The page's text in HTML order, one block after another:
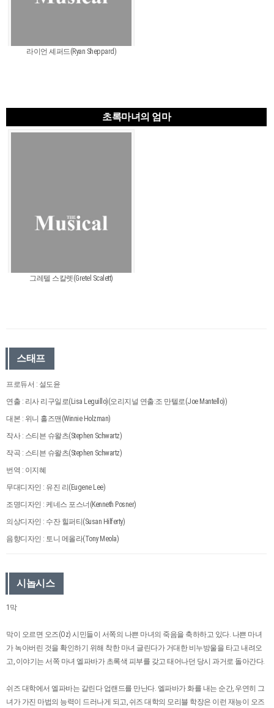
라이언 셰퍼드(Ryan Sheppard)
초록마녀의 엄마
그레텔 스칼렛(Gretel Scalett)
스태프
프로듀서 : 설도윤
연출 : 리사 리구일로(Lisa Leguillo)(오리지널 연출:조 만텔로(Joe Mantello))
대본 : 위니 홀즈맨(Winnie Holzman)
작사 : 스티븐 슈왈츠(Stephen Schwartz)
작곡 : 스티븐 슈왈츠(Stephen Schwartz)
번역 : 이지혜
무대디자인 : 유진 리(Eugene Lee)
조명디자인 : 케네스 포스너(Kenneth Posner)
의상디자인 : 수잔 힐퍼티(Susan Hilferty)
음향디자인 : 토니 메올라(Tony Meola)
시놉시스
1막
막이 오르면 오즈(Oz) 시민들이 서쪽의 나쁜 마녀의 죽음을 축하하고 있다. 나쁜 마녀
가 녹아버린 것을 확인하기 위해 착한 마녀 글린다가 거대한 비누방울을 타고 내려오
고, 이야기는 서쪽 마녀 엘파바가 초록색 피부를 갖고 태어나던 당시 과거로 돌아간다.
쉬즈 대학에서 엘파바는 갈린다 업랜드를 만난다. 엘파바가 화를 내는 순간, 우연히 그
녀가 가진 마법의 능력이 드러나게 되고, 쉬즈 대학의 모리블 학장은 이런 재능이 오즈